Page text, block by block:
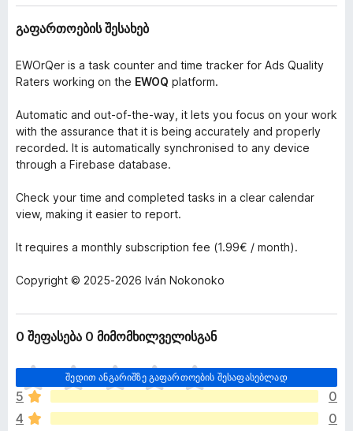
გაფართოების შესახებ
EWOrQer is a task counter and time tracker for Ads Quality
Raters working on the EWOQ platform.
Automatic and out-of-the-way, it lets you focus on your work
with the assurance that it is being accurately and properly
recorded. It is automatically synchronised to any device
through a Firebase database.
Check your time and completed tasks in a clear calendar
view, making it easier to report.
It requires a monthly subscription fee (1.99€ / month).
Copyright © 2025-2026 Iván Nokonoko
0 შეფასება 0 მიმომხილველისგან
შედით ანგარიშზე გაფართოების შესაფასებლად
ჯ
ე
რ
ა
5
0
4
0